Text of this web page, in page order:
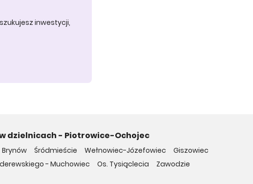
inwestycji,
dzielnicach - Piotrowice-Ochojec
Brynów Śródmieście Wełnowiec-Józefowiec
Giszowiec
- Muchowiec Os. Tysiąclecia Zawodzie